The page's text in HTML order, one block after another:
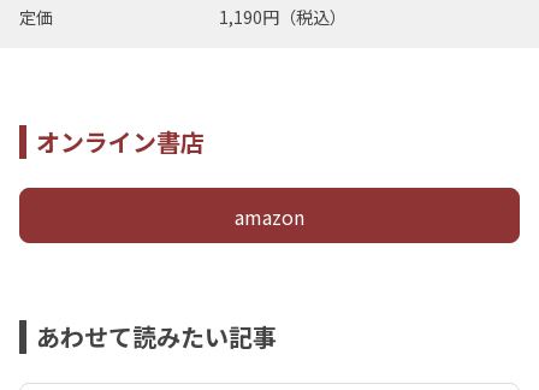
定価 1,190円（税込）
オンライン書店
amazon
あわせて読みたい記事